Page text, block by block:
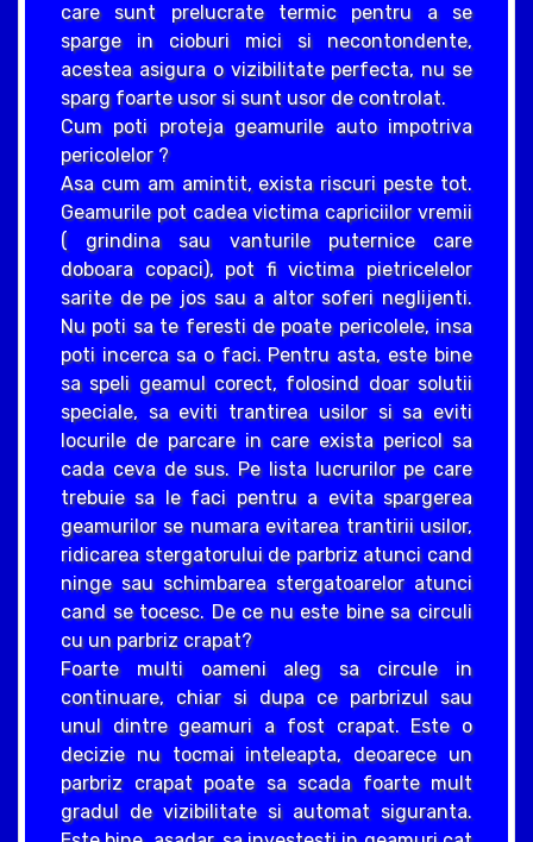
care sunt prelucrate termic pentru a se
sparge in cioburi mici si necontondente,
acestea asigura o vizibilitate perfecta, nu se
sparg foarte usor si sunt usor de controlat.
Cum poti proteja geamurile auto impotriva
pericolelor ?
Asa cum am amintit, exista riscuri peste tot.
Geamurile pot cadea victima capriciilor vremii
( grindina sau vanturile puternice care
doboara copaci), pot fi victima pietricelelor
sarite de pe jos sau a altor soferi neglijenti.
Nu poti sa te feresti de poate pericolele, insa
poti incerca sa o faci. Pentru asta, este bine
sa speli geamul corect, folosind doar solutii
speciale, sa eviti trantirea usilor si sa eviti
locurile de parcare in care exista pericol sa
cada ceva de sus. Pe lista lucrurilor pe care
trebuie sa le faci pentru a evita spargerea
geamurilor se numara evitarea trantirii usilor,
ridicarea stergatorului de parbriz atunci cand
ninge sau schimbarea stergatoarelor atunci
cand se tocesc. De ce nu este bine sa circuli
cu un parbriz crapat?
Foarte multi oameni aleg sa circule in
continuare, chiar si dupa ce parbrizul sau
unul dintre geamuri a fost crapat. Este o
decizie nu tocmai inteleapta, deoarece un
parbriz crapat poate sa scada foarte mult
gradul de vizibilitate si automat siguranta.